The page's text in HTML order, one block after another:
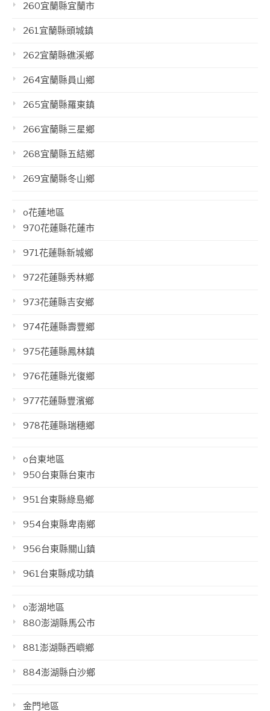
260宜蘭縣宜蘭市
261宜蘭縣頭城鎮
262宜蘭縣礁溪鄉
264宜蘭縣員山鄉
265宜蘭縣羅東鎮
266宜蘭縣三星鄉
268宜蘭縣五結鄉
269宜蘭縣冬山鄉
o花蓮地區
970花蓮縣花蓮市
971花蓮縣新城鄉
972花蓮縣秀林鄉
973花蓮縣吉安鄉
974花蓮縣壽豐鄉
975花蓮縣鳳林鎮
976花蓮縣光復鄉
977花蓮縣豐濱鄉
978花蓮縣瑞穗鄉
o台東地區
950台東縣台東市
951台東縣綠島鄉
954台東縣卑南鄉
956台東縣關山鎮
961台東縣成功鎮
o澎湖地區
880澎湖縣馬公市
881澎湖縣西嶼鄉
884澎湖縣白沙鄉
金門地區